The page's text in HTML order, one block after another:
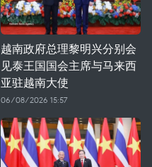
越南政府总理黎明兴分别会
见泰王国国会主席与马来西
亚驻越南大使
06/08/2026 15:57